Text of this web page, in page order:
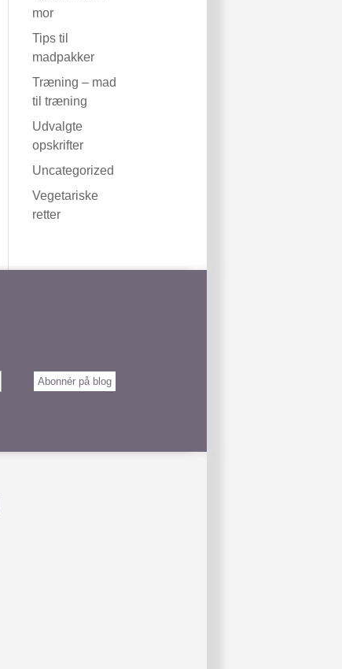
mor
Tips til
madpakker
Træning – mad
til træning
Udvalgte
opskrifter
Uncategorized
Vegetariske
retter
Abonnér på blog